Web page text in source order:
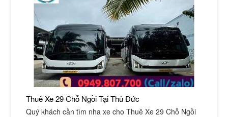
Thuê Xe 29 Chỗ Ngồi Tại Thủ Đức
Quý khách cần tìm nha xe cho Thuê Xe 29 Chỗ Ngồi